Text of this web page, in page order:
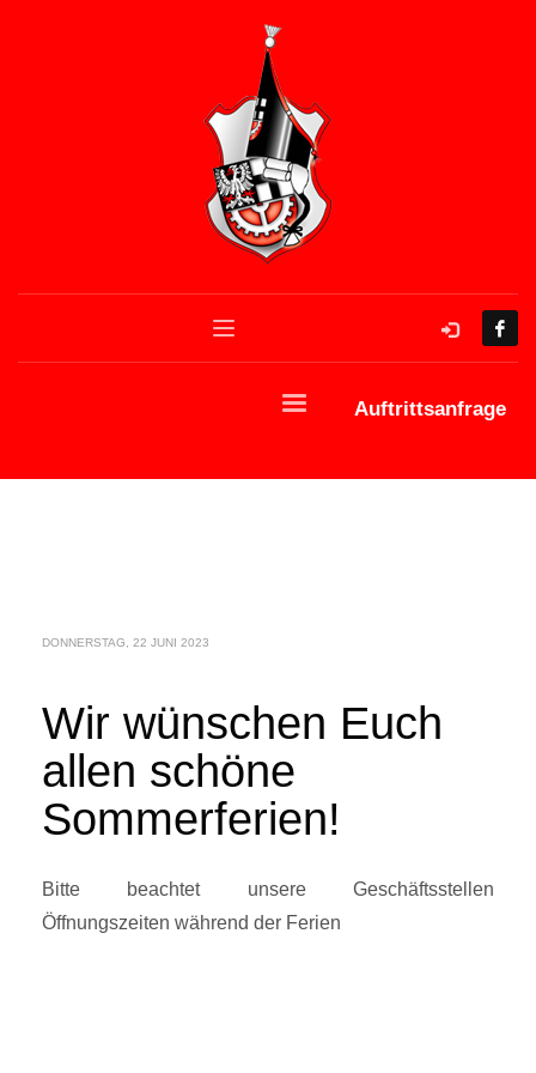
Auftrittsanfrage
DONNERSTAG, 22 JUNI 2023
Wir wünschen Euch
allen schöne
Sommerferien!
Bitte beachtet unsere Geschäftsstellen
Öffnungszeiten während der Ferien